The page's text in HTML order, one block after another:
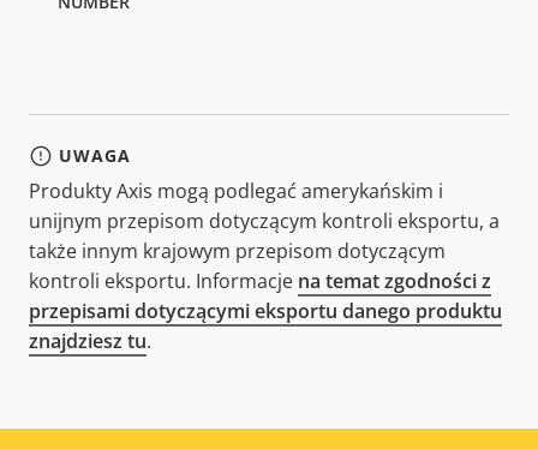
UWAGA
Produkty Axis mogą podlegać amerykańskim i
unijnym przepisom dotyczącym kontroli eksportu, a
także innym krajowym przepisom dotyczącym
kontroli eksportu. Informacje na temat zgodności z
przepisami dotyczącymi eksportu danego produktu
znajdziesz tu.